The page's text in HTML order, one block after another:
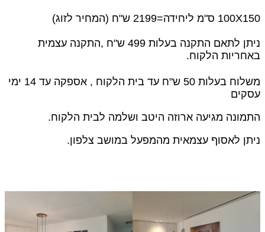
100X150 ס"מ ליחידה=2199 ש"ח (המחיר לזוג)
ניתן לתאם התקנה בעלות 499 ש"ח ,
התקנה עצמית
באחריות הלקוח.
משלוח בעלות 50 ש"ח עד בית הלקוח , אספקה עד 14 ימי
עסקים
התמונה מגיעה ארוזה היטב ושלמה לבית הלקוח.
ניתן לאסוף עצמאית מהמפעל במושב צלפון.